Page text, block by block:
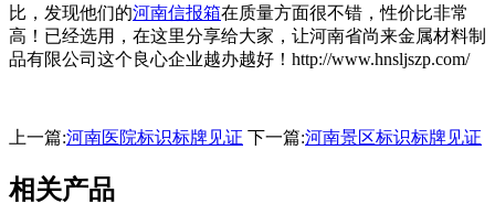
比，发现他们的河南信报箱在质量方面很不错，性价比非常
高！已经选用，在这里分享给大家，让河南省尚来金属材料制
品有限公司这个良心企业越办越好！http://www.hnsljszp.com/
上一篇:河南医院标识标牌见证 下一篇:河南景区标识标牌见证
相关产品